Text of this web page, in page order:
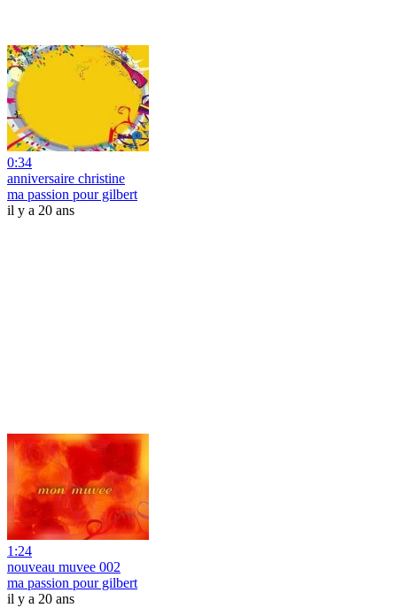
0:34
anniversaire christine
ma passion pour gilbert
il y a 20 ans
1:24
nouveau muvee 002
ma passion pour gilbert
il y a 20 ans